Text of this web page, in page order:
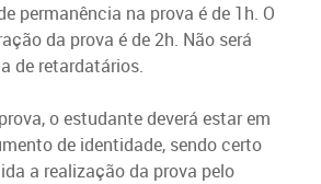
permanência na prova é de 1h. O
da prova é de 2h. Não será
de retardatários.
o estudante deverá estar em
de identidade, sendo certo
a realização da prova pelo